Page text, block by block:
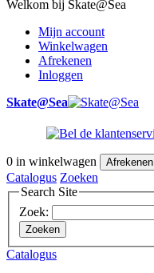
Welkom bij Skate@Sea
Mijn account
Winkelwagen
Afrekenen
Inloggen
Skate@Sea
0 in winkelwagen Afrekenen
Catalogus Zoeken
Search Site
Zoek:
Zoeken
Catalogus